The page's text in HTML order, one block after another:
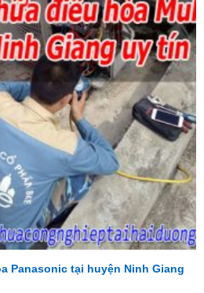
Panasonic tại huyện Ninh Giang